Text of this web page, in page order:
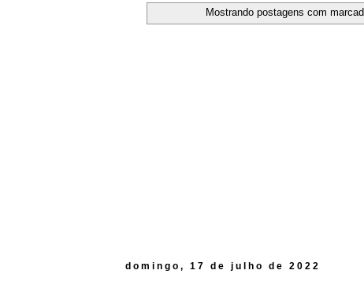
Mostrando postagens com
domingo, 17 de julho de 2022